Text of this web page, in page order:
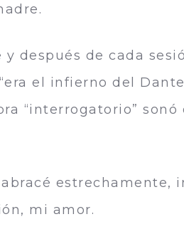
después de cada
el infierno del
“interrogatorio” sonó
estrechamente,
mi amor.